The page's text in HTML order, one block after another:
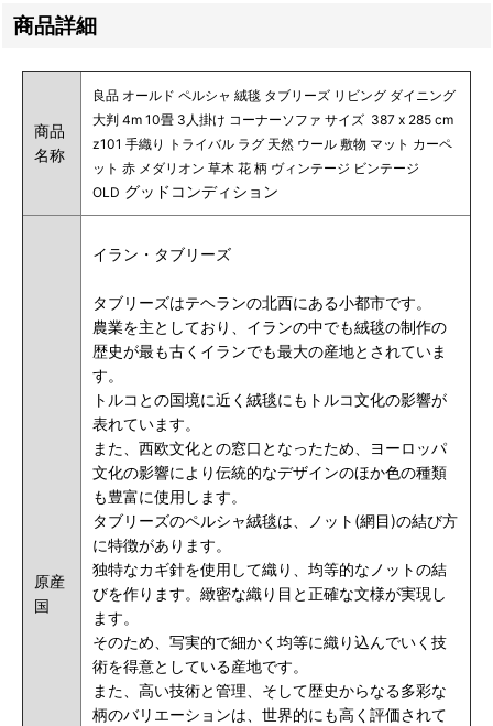
商品詳細
商品
名称
良品 オールド ペルシャ 絨毯 タブリーズ リビング ダイニング
大判 4m 10畳 3人掛け コーナーソファ サイズ 387 x 285 cm
z101 手織り トライバル ラグ 天然 ウール 敷物 マット カーペ
ット 赤 メダリオン 草木 花 柄 ヴィンテージ ビンテージ
OLD グッドコンディション
原産
国
イラン・タブリーズ
タブリーズはテヘランの北西にある小都市です。
農業を主としており、イランの中でも絨毯の制作の
歴史が最も古くイランでも最大の産地とされていま
す。
トルコとの国境に近く絨毯にもトルコ文化の影響が
表れています。
また、西欧文化との窓口となったため、ヨーロッパ
文化の影響により伝統的なデザインのほか色の種類
も豊富に使用します。
タブリーズのペルシャ絨毯は、ノット(網目)の結び方
に特徴があります。
独特なカギ針を使用して織り、均等的なノットの結
びを作ります。緻密な織り目と正確な文様が実現し
ます。
そのため、写実的で細かく均等に織り込んでいく技
術を得意としている産地です。
また、高い技術と管理、そして歴史からなる多彩な
柄のバリエーションは、世界的にも高く評価されて